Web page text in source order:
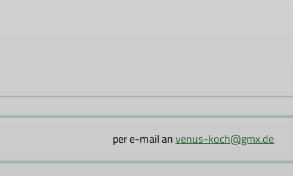
Interessensbereich etwas dabei ist. Es kommt nicht immer
per e-mail anvenus-koch@gmx.de